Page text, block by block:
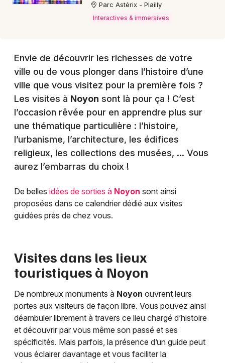
Je m'abonne
Parc Astérix - Plailly
Interactives & immersives
Envie de découvrir les richesses de votre
ville ou de vous plonger dans l’histoire d’une
ville que vous visitez pour la première fois ?
Les visites à Noyon sont là pour ça ! C’est
l’occasion rêvée pour en apprendre plus sur
une thématique particulière : l’histoire,
l’urbanisme, l’architecture, les édifices
religieux, les collections des musées, … Vous
aurez l’embarras du choix !
De belles idées de sorties à Noyon sont ainsi
proposées dans ce calendrier dédié aux visites
guidées près de chez vous.
Visites dans les lieux
touristiques à Noyon
De nombreux monuments à Noyon ouvrent leurs
portes aux visiteurs de façon libre. Vous pouvez ainsi
déambuler librement à travers ce lieu chargé d’histoire
et découvrir par vous même son passé et ses
spécificités. Mais parfois, la présence d’un guide peut
vous éclairer davantage et vous faciliter la